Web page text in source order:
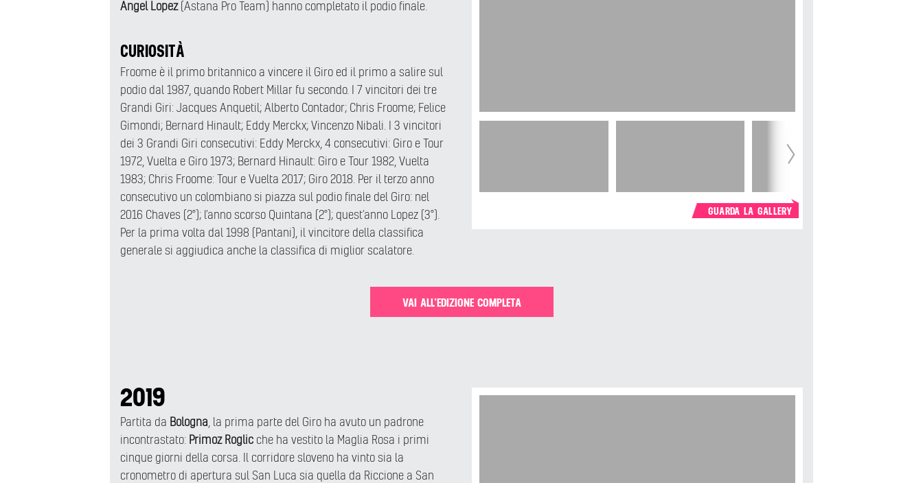
Angel Lopez(Astana Pro Team) hanno completato il podio finale.
CURIOSITÀ
Froome è il primo britannico a vincere il Giro ed il primo a salire sul
podio dal 1987, quando Robert Millar fu secondo. I 7 vincitori dei tre
Grandi Giri: Jacques Anquetil; Alberto Contador; Chris Froome; Felice
Gimondi; Bernard Hinault; Eddy Merckx; Vincenzo Nibali. I 3 vincitori
dei 3 Grandi Giri consecutivi: Eddy Merckx, 4 consecutivi: Giro e Tour
1972, Vuelta e Giro 1973; Bernard Hinault: Giro e Tour 1982, Vuelta
1983; Chris Froome: Tour e Vuelta 2017; Giro 2018. Per il terzo anno
consecutivo un colombiano si piazza sul podio finale del Giro: nel
2016 Chaves (2°); l’anno scorso Quintana (2°); quest’anno Lopez (3°).
Per la prima volta dal 1998 (Pantani), il vincitore della classifica
generale si aggiudica anche la classifica di miglior scalatore.
GUARDA LA GALLERY
VAI ALL’EDIZIONE COMPLETA
2019
Partita da Bologna , la prima parte del Giro ha avuto un padrone
incontrastato: Primoz Roglic che ha vestito la Maglia Rosa i primi
cinque giorni della corsa. Il corridore sloveno ha vinto sia la
cronometro di apertura sul San Luca sia quella da Riccione a San